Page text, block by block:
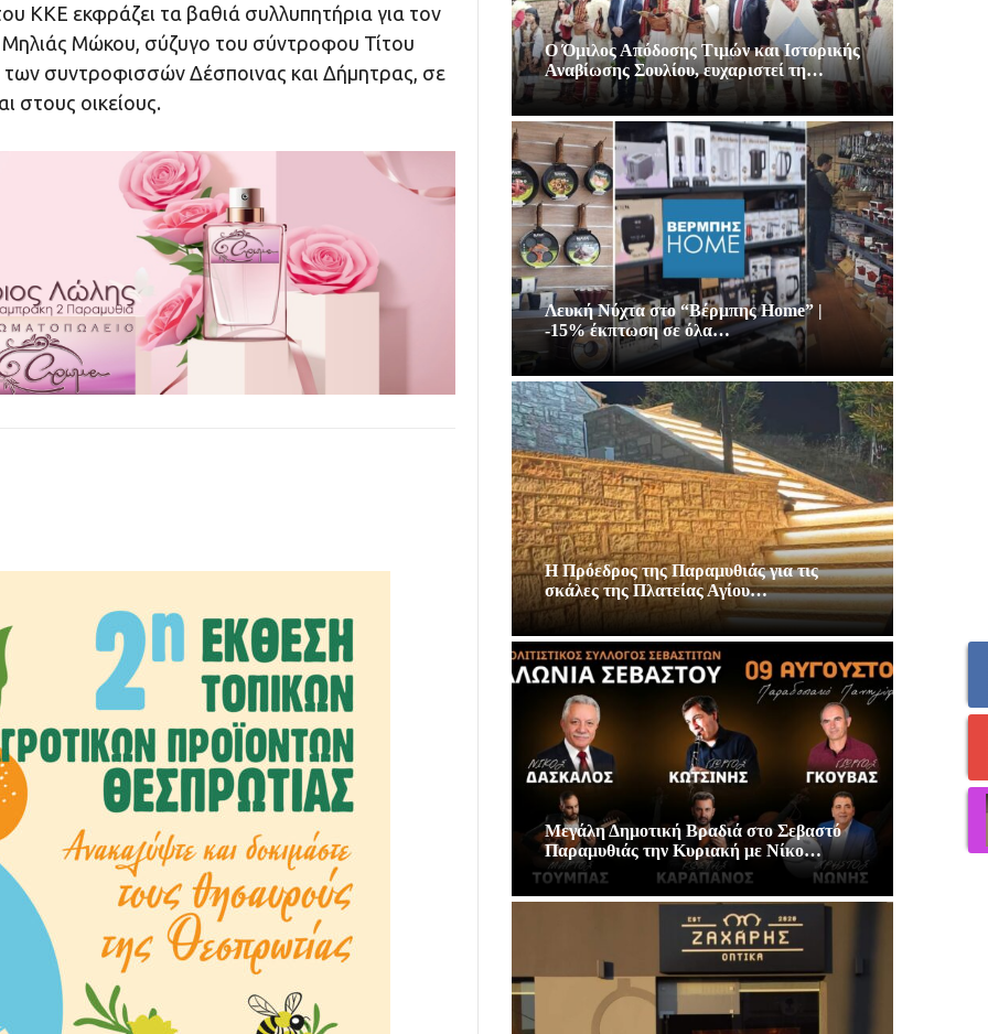
ΚΚΕ εκφράζει τα βαθιά συλλυπητήρια για τον
Μώκου, σύζυγο του σύντροφου Τίτου
συντροφισσών Δέσποινας και Δήμητρας, σε
στους οικείους.
Ο Όμιλος Απόδοσης Τιμών και Ιστορικής
Αναβίωσης Σουλίου, ευχαριστεί τη…
Λευκή Νύχτα στο “Βέρμπης Home” |
-15% έκπτωση σε όλα…
Η Πρόεδρος της Παραμυθιάς για τις
σκάλες της Πλατείας Αγίου…
Μεγάλη Δημοτική Βραδιά στο Σεβαστό
Παραμυθιάς την Κυριακή με Νίκο…